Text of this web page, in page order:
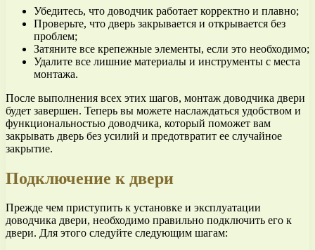
Убедитесь, что доводчик работает корректно и плавно;
Проверьте, что дверь закрывается и открывается без
проблем;
Затяните все крепежные элементы, если это необходимо;
Удалите все лишние материалы и инструменты с места
монтажа.
После выполнения всех этих шагов, монтаж доводчика двери
будет завершен. Теперь вы можете наслаждаться удобством и
функциональностью доводчика, который поможет вам
закрывать дверь без усилий и предотвратит ее случайное
закрытие.
Подключение к двери
Прежде чем приступить к установке и эксплуатации
доводчика двери, необходимо правильно подключить его к
двери. Для этого следуйте следующим шагам: